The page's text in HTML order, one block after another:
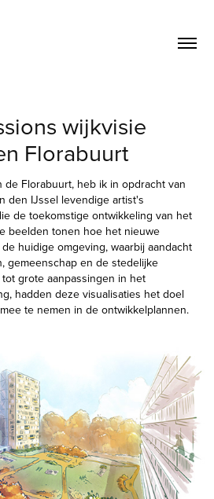
wijkvisie
Florabuurt
Florabuurt, heb ik in opdracht van
den IJssel levendige artist's
de toekomstige ontwikkeling van het
beelden tonen hoe het nieuwe
huidige omgeving, waarbij aandacht
gemeenschap en de stedelijke
grote aanpassingen in het
hadden deze visualisaties het doel
te nemen in de ontwikkelplannen.